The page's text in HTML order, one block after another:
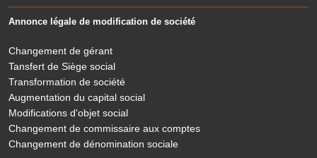
Annonce légale de modification de société
Changement de gérant
Tansfert de Siège social
Transformation de société
Augmentation du capital social
Modifications d'objet social
Changement de commissaire aux comptes
Changement de dénomination sociale